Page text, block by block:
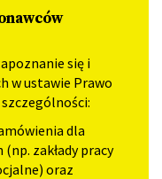
się i
w ustawie Prawo
dla
zakłady pracy
oraz